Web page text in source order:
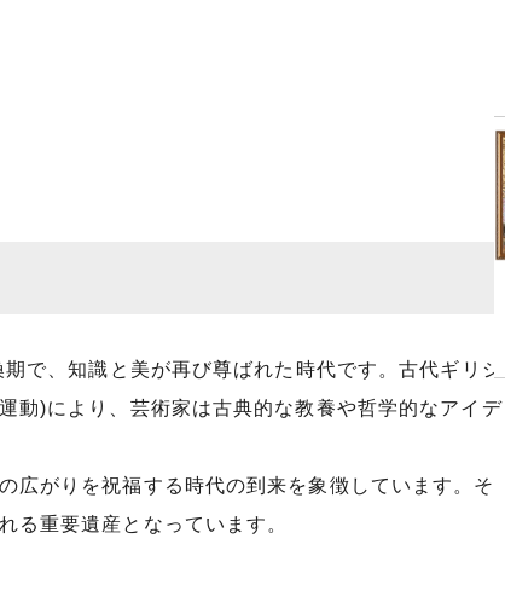
で、知識と美が再び尊ばれた時代です。古代ギリシ
動)により、芸術家は古典的な教養や哲学的なアイデ
広がりを祝福する時代の到来を象徴しています。そ
る重要遺産となっています。